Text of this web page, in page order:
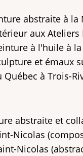
abstraite à la
aux Ateliers
à l'huile à
et émaux
à Trois-
abstraite et
Nicolas
Nicolas